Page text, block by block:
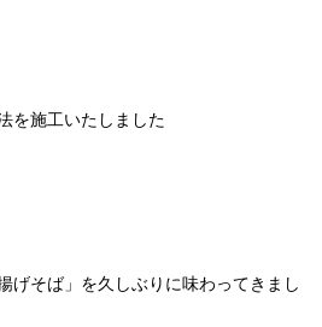
を施工いたしました
げそば」を久しぶりに味わってきまし